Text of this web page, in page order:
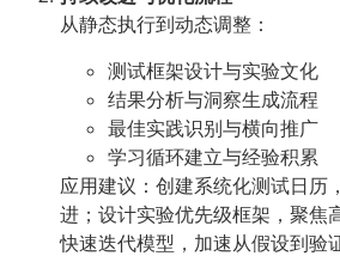
从静态执行到动态调整：
测试框架设计与实验文化
结果分析与洞察生成流程
最佳实践识别与横向推广
学习循环建立与经验积累
应用建议：创建系统化测试日历
进；设计实验优先级框架，聚焦
快速迭代模型，加速从假设到验